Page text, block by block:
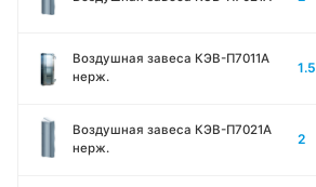
Воздушная завеса КЭВ-П7011A
нерж.
1.5
Воздушная завеса КЭВ-П7021A
нерж.
2